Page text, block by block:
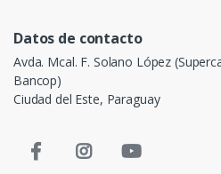
Datos de contacto
Avda. Mcal. F. Solano López
Bancop)
Ciudad del Este, Paraguay